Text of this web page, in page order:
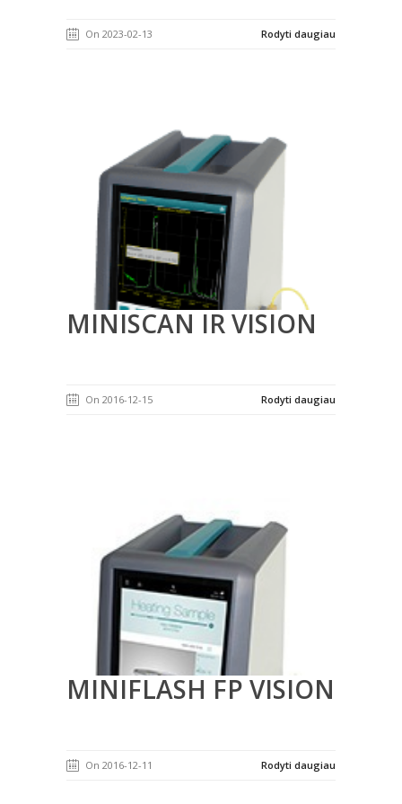
On 2023-02-13 Rodyti daugiau
MINISCAN IR VISION
On 2016-12-15 Rodyti daugiau
MINIFLASH FP VISION
On 2016-12-11 Rodyti daugiau